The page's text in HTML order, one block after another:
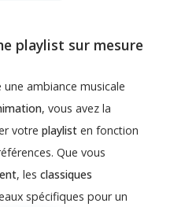
playlist sur mesure
ambiance musicale
, vous avez la
votre playlisten fonction
Que vous
, les classiques
spécifiques pour un